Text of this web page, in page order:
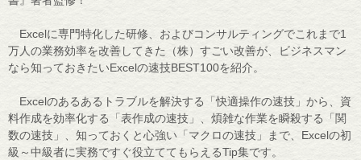
Excelに専門特化した研修、およびコンサルティングでこれまで1
万人の業務効率を改善してきた（株）すごい改善が、ビジネスマン
なら知っておきたいExcelの速技BEST100を紹介。
Excelのあるあるトラブルを解決する「快適操作の速技」から、資
料作成を効率化する「表作成の速技」、煩雑な作業を瞬殺する「関
数の速技」、知っておくと心強い「マクロの速技」まで、Excelの初
級～中級者に実務ですぐ役立ててもらえるTip集です。